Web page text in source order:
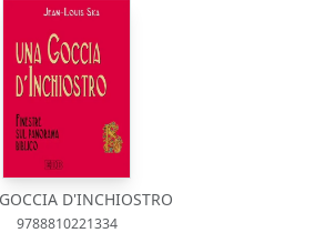
D'INCHIOSTRO
9788810221334